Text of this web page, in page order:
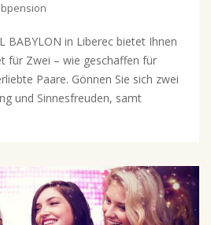
BABYLON in Liberec bietet Ihnen
für Zwei – wie geschaffen für
Paare. Gönnen Sie sich zwei
und Sinnesfreuden, samt